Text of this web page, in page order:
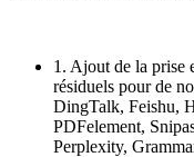
1. Ajout de la prise
résiduels pour de
DingTalk, Feishu,
PDFelement,
Perplexity,